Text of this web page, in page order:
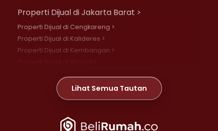
Properti Dijual di Jakarta Barat >
Properti Dijual di Cengkareng >
Properti Dijual di Kalideres >
Properti Dijual di Kembangan >
Properti Dijual di Meruya >
Properti Dijual di Jelambar >
Properti Dijual di Jakarta Pusat >
Lihat Semua Tautan